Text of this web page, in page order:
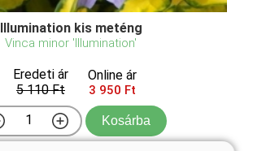
Illumination kis meténg
Vinca minor 'Illumination'
Eredeti ár
5 110 Ft
Online ár
3 950 Ft
Kosárba